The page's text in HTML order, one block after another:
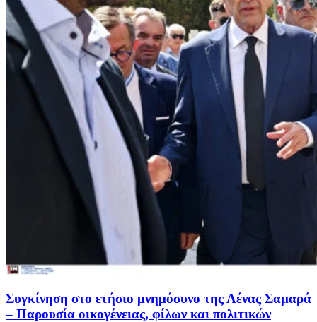
Συγκίνηση στο ετήσιο μνημόσυνο της Λένας Σαμαρά
– Παρουσία οικογένειας, φίλων και πολιτικών